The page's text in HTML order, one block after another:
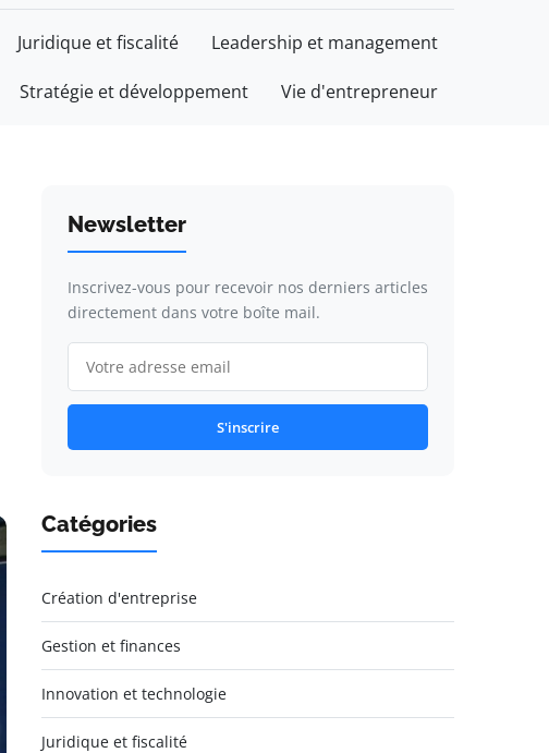
Juridique et fiscalité Leadership et management
Stratégie et développement Vie d'entrepreneur
Newsletter
Inscrivez-vous pour recevoir nos derniers articles
directement dans votre boîte mail.
S'inscrire
Catégories
Création d'entreprise
Gestion et finances
Innovation et technologie
Juridique et fiscalité